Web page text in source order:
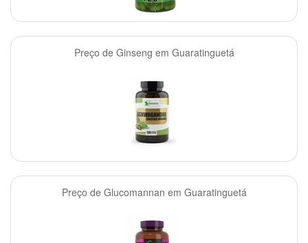
Preço de Ginseng em Guaratinguetá
Preço de Glucomannan em Guaratinguetá